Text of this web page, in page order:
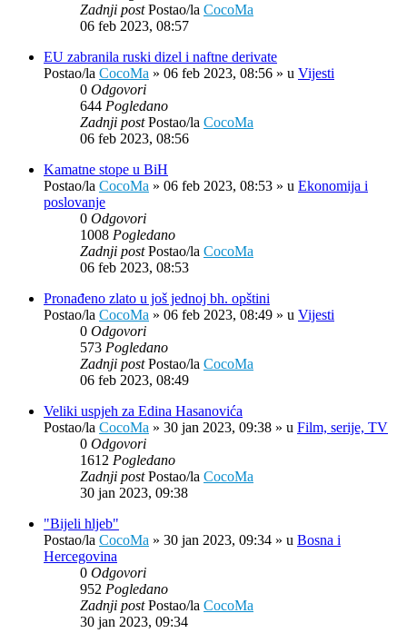
Zadnji postPostao/la CocoMa
06 feb 2023, 08:57
EU zabranila ruski dizel i naftne derivate
Postao/la CocoMa » 06 feb 2023, 08:56 » u Vijesti
0 Odgovori
644 Pogledano
Zadnji postPostao/la CocoMa
06 feb 2023, 08:56
Kamatne stope u BiH
Postao/la CocoMa » 06 feb 2023, 08:53 » u Ekonomija i
poslovanje
0 Odgovori
1008 Pogledano
Zadnji postPostao/la CocoMa
06 feb 2023, 08:53
Pronađeno zlato u još jednoj bh. opštini
Postao/la CocoMa » 06 feb 2023, 08:49 » u Vijesti
0 Odgovori
573 Pogledano
Zadnji postPostao/la CocoMa
06 feb 2023, 08:49
Veliki uspjeh za Edina Hasanovića
Postao/la CocoMa » 30 jan 2023, 09:38 » u Film, serije, TV
0 Odgovori
1612 Pogledano
Zadnji postPostao/la CocoMa
30 jan 2023, 09:38
"Bijeli hljeb"
Postao/la CocoMa » 30 jan 2023, 09:34 » u Bosna i
Hercegovina
0 Odgovori
952 Pogledano
Zadnji postPostao/la CocoMa
30 jan 2023, 09:34